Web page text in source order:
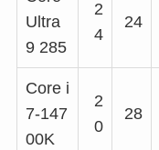
Ultra
9 285
2
4
24
Core i
7-147
00K
2
0
28